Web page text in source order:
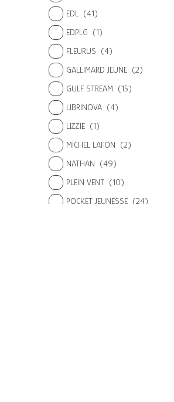
EDL
(41)
EDPLG (1)
FLEURUS (4)
GALLIMARD JEUNE (2)
GULF STREAM (15)
LIBRINOVA (4)
LIZZIE (1)
MICHEL LAFON (2)
NATHAN (49)
PLEIN VENT (10)
POCKET JEUNESSE (24)